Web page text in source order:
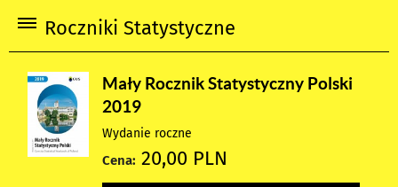
Roczniki Statystyczne
Mały Rocznik Statystyczny Polski
2019
Wydanie roczne
Cena: 20,00 PLN